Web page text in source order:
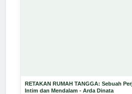
RETAKAN RUMAH TANGGA: Sebuah
Intim dan Mendalam - Arda Dinata